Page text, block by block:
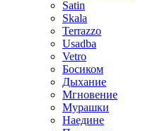
Satin
Skala
Terrazzo
Usadba
Vetro
Босиком
Дыхание
Мгновение
Мурашки
Наедине